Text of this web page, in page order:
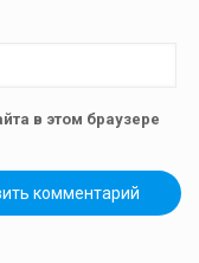
в этом браузере